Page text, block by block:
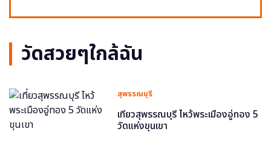
วัดสวยๆใกล้ฉัน
สุพรรณบุรี
เที่ยวสุพรรณบุรี ไหว้พระเมืองอู่ทอง 5
วัดแห่งขุนเขา